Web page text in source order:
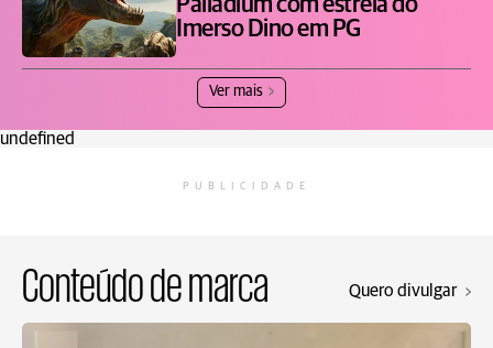
Palladium com estreia do
Imerso Dino em PG
Ver mais
undefined
PUBLICIDADE
Conteúdo de marca Quero divulgar